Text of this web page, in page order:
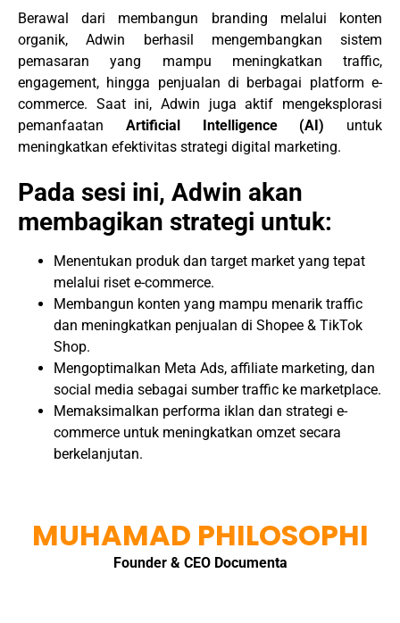
Berawal dari membangun branding melalui konten
organik, Adwin berhasil mengembangkan sistem
pemasaran yang mampu meningkatkan traffic,
engagement, hingga penjualan di berbagai platform e-
commerce. Saat ini, Adwin juga aktif mengeksplorasi
pemanfaatan Artificial Intelligence (AI) untuk
meningkatkan efektivitas strategi digital marketing.
Pada sesi ini, Adwin akan
membagikan strategi untuk:
Menentukan produk dan target market yang tepat
melalui riset e-commerce.
Membangun konten yang mampu menarik traffic
dan meningkatkan penjualan di Shopee & TikTok
Shop.
Mengoptimalkan Meta Ads, affiliate marketing, dan
social media sebagai sumber traffic ke marketplace.
Memaksimalkan performa iklan dan strategi e-
commerce untuk meningkatkan omzet secara
berkelanjutan.
MUHAMAD PHILOSOPHI
Founder & CEO Documenta